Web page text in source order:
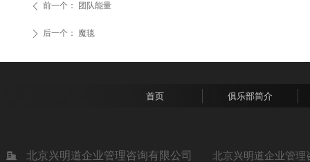
ꄴ 前一个： 团队能量
ꄲ 后一个： 魔毯
首页 俱乐部简介
北京兴明道企业管理咨询有限公司
北京兴明道企业管